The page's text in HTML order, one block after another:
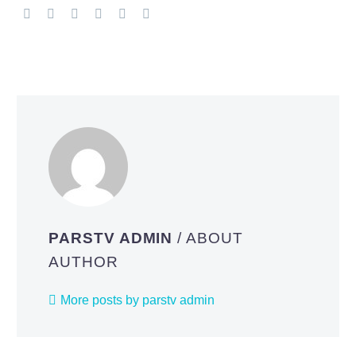
PARSTV ADMIN/ ABOUT
AUTHOR
More posts by parstv admin